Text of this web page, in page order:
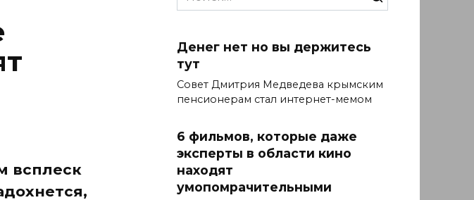
всплеск
for:
Денег нет но вы держитесь
тут
Совет Дмитрия Медведева крымским
пенсионерам стал интернет-мемом
6 фильмов, которые даже
эксперты в области кино
находят
умопомрачительными